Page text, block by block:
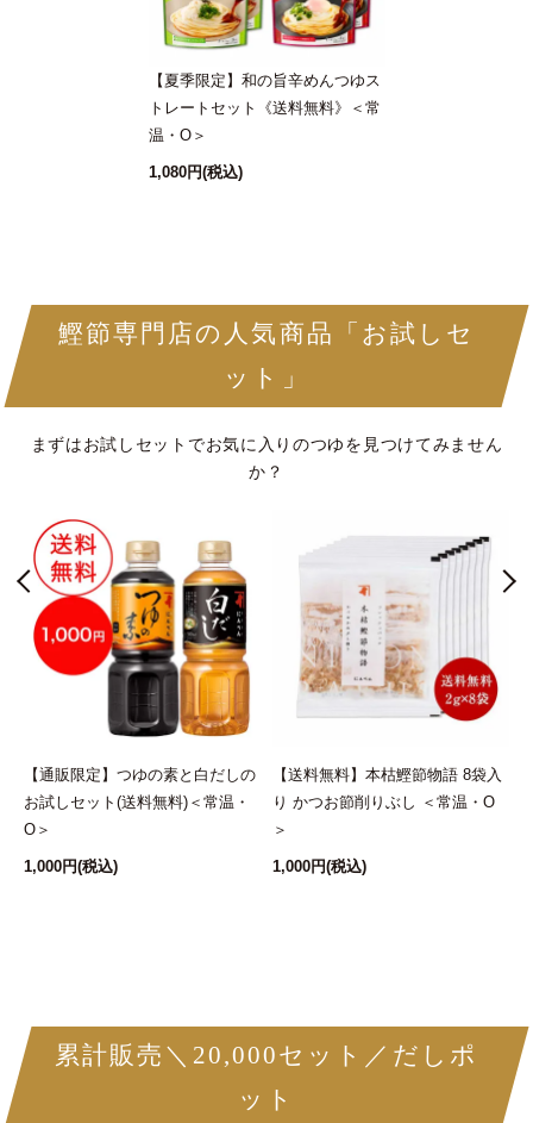
【夏季限定】和の旨辛めんつゆス
トレートセット《送料無料》＜常
温・O＞
1,080円(税込)
鰹節専門店の人気商品「お試しセ
ット」
まずはお試しセットでお気に入りのつゆを見つけてみません
か？
【通販限定】つゆの素と白だしの
お試しセット(送料無料)＜常温・
O＞
1,000円(税込)
【送料無料】本枯鰹節物語 8袋入
り かつお節削りぶし ＜常温・O
＞
1,000円(税込)
累計販売＼20,000セット／だしポ
ット